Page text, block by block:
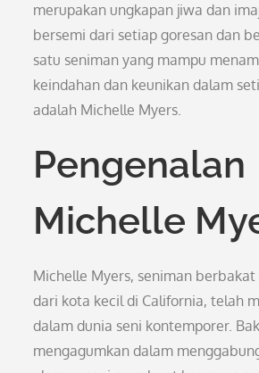
merupakan ungkapan jiwa dan
bersemi dari setiap goresan dan
satu seniman yang mampu
keindahan dan keunikan dalam
adalah Michelle Myers.
Pengenalan
Michelle
Michelle Myers, seniman
dari kota kecil di California, telah
dalam dunia seni kontemporer.
mengagumkan dalam